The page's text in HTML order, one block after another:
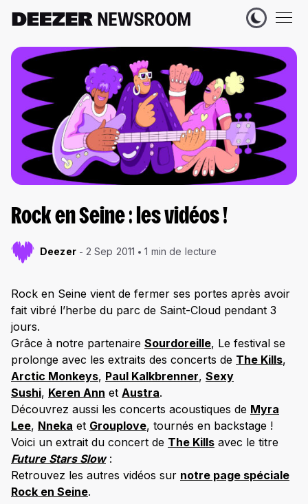
Rock en Seine : les vidéos !
Deezer 2 Sep 2011 1 min de lecture
Rock en Seine vient de fermer ses portes après avoir
fait vibré l’herbe du parc de Saint-Cloud pendant 3
jours.
Grâce à notre partenaire Sourdoreille, Le festival se
prolonge avec les extraits des concerts de The Kills,
Arctic Monkeys, Paul Kalkbrenner, Sexy
Sushi, Keren Ann et Austra.
Découvrez aussi les concerts acoustiques de Myra
Lee, Nneka et Grouplove, tournés en backstage !
Voici un extrait du concert de The Kills avec le titre
Future Stars Slow:
Retrouvez les autres vidéos sur notre page spéciale
Rock en Seine.